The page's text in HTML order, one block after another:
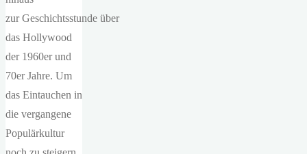
zur Geschichtsstunde über
das Hollywood
der 1960er und
70er Jahre. Um
das Eintauchen in
die vergangene
Populärkultur